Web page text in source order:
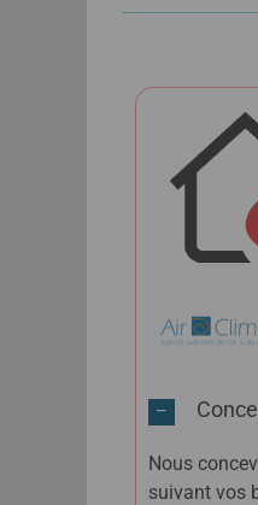
Nous
suivant vos